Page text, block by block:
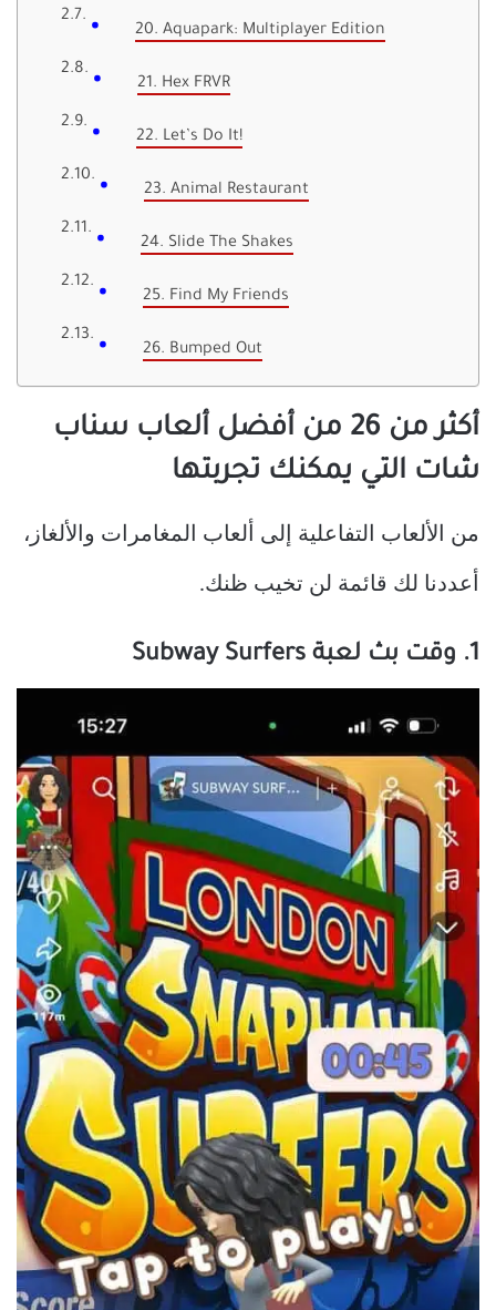
20. Aquapark: Multiplayer Edition
21. Hex FRVR
22. Let’s Do It!
23. Animal Restaurant
24. Slide The Shakes
25. Find My Friends
26. Bumped Out
أكثر من 26 من أفضل ألعاب سناب
شات التي يمكنك تجربتها
من الألعاب التفاعلية إلى ألعاب المغامرات والألغاز،
أعددنا لك قائمة لن تخيب ظنك.
1. وقت بث لعبة Subway Surfers